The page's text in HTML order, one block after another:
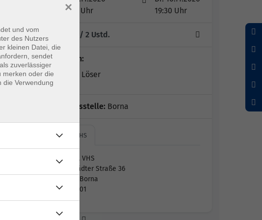
18:00 Uhr
19:30 Uhr
/ 2 Ustd.
Dozent*in:
Michaela Löser
Geschäftsstelle: Borna
Borna, VHS
Borna, VHS
Lobstädter Straße 36
04552 Borna
Raum 01
und vom
des Nutzers
kleinen Datei, die
sendet
zuverlässiger
merken oder die
die Verwendung
×